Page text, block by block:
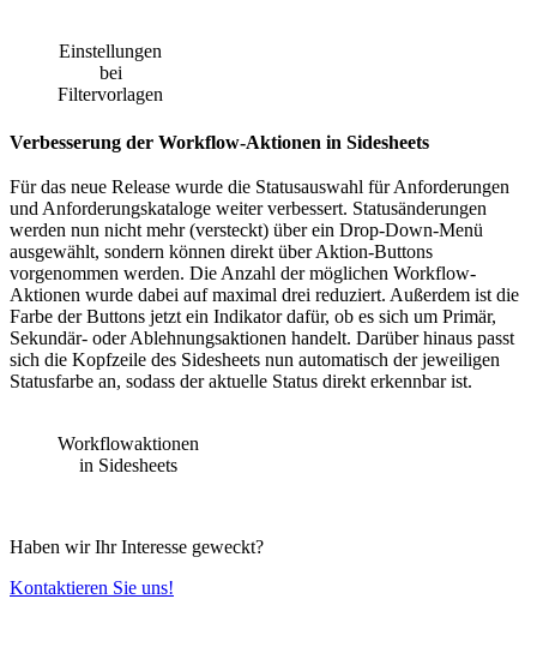
Einstellungen
bei
Filtervorlagen
Verbesserung der Workflow-Aktionen in Sidesheets
Für das neue Release wurde die Statusauswahl für Anforderungen
und Anforderungskataloge weiter verbessert. Statusänderungen
werden nun nicht mehr (versteckt) über ein Drop-Down-Menü
ausgewählt, sondern können direkt über Aktion-Buttons
vorgenommen werden. Die Anzahl der möglichen Workflow-
Aktionen wurde dabei auf maximal drei reduziert. Außerdem ist die
Farbe der Buttons jetzt ein Indikator dafür, ob es sich um Primär,
Sekundär- oder Ablehnungsaktionen handelt. Darüber hinaus passt
sich die Kopfzeile des Sidesheets nun automatisch der jeweiligen
Statusfarbe an, sodass der aktuelle Status direkt erkennbar ist.
Workflowaktionen
in Sidesheets
Haben wir Ihr Interesse geweckt?
Kontaktieren Sie uns!